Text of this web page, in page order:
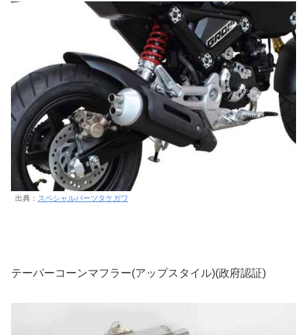
出典： スペシャルパーツタケガワ
テーパーコーンマフラー(アップスタイル)(政府認証)